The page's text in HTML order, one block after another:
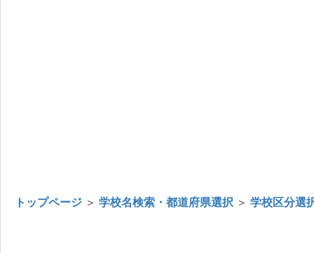
トップページ ＞ 学校名検索・都道府県選択 ＞ 学校区分選